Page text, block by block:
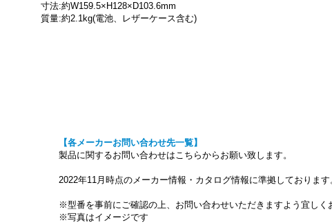
寸法:約W159.5×H128×D103.6mm
質量:約2.1kg(電池、レザーケース含む)
【各メーカーお問い合わせ先一覧】
製品に関するお問い合わせはこちらからお願い致します。
2022年11月時点のメーカー情報・カタログ情報に準拠しております
※型番を事前にご確認の上、お問い合わせいただきますよう宜しく
※写真はイメージです